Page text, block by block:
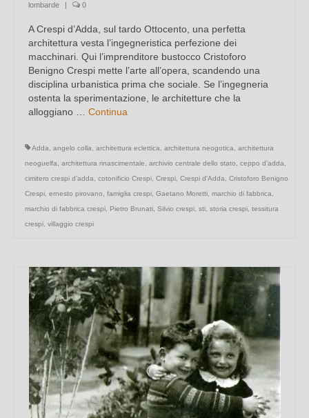
lombarde
| 0
A Crespi d’Adda, sul tardo Ottocento, una perfetta
architettura vesta l’ingegneristica perfezione dei
macchinari. Qui l’imprenditore bustocco Cristoforo
Benigno Crespi mette l’arte all’opera, scandendo una
disciplina urbanistica prima che sociale. Se l’ingegneria
ostenta la sperimentazione, le architetture che la
alloggiano … Continua
Adda angelo colla architettura eclettica architettura neogotica
architettura
neoguelfa
architettura rinascimentale archivio centrale dello stato ceppo d’adda
cimitero crespi d’adda
cotonificio Crespi Crespi Crespi d'Adda
Cristoforo Benigno
Crespi ernesto pirovano famiglia crespi Gaetano Moretti marchio di fabbrica
marchio di fabbrica crespi
Pietro Brunati Silvio crespi sti storia crespi tessitura
crespi villaggio crespi